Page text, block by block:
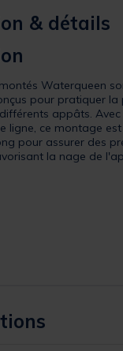
& détails
Waterqueen
pour pratiquer la
appâts.
ligne, ce montage est
pour assurer des
la nage de